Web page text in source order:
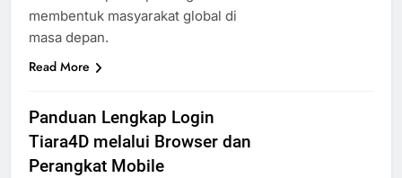
membentuk masyarakat global di
masa depan.
Read More
Panduan Lengkap Login
Tiara4D melalui Browser dan
Perangkat Mobile